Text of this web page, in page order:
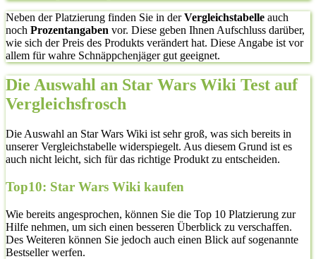
Neben der Platzierung finden Sie in derVergleichstabelle auch
noch Prozentangaben vor. Diese geben Ihnen Aufschluss darüber,
wie sich der Preis des Produkts verändert hat. Diese Angabe ist vor
allem für wahre Schnäppchenjäger gut geeignet.
Die Auswahl an Star Wars Wiki Test auf
Vergleichsfrosch
Die Auswahl an Star Wars Wiki ist sehr groß, was sich bereits in
unserer Vergleichstabelle widerspiegelt. Aus diesem Grund ist es
auch nicht leicht, sich für das richtige Produkt zu entscheiden.
Top10: Star Wars Wiki kaufen
Wie bereits angesprochen, können Sie die Top 10 Platzierung zur
Hilfe nehmen, um sich einen besseren Überblick zu verschaffen.
Des Weiteren können Sie jedoch auch einen Blick auf sogenannte
Bestseller werfen.